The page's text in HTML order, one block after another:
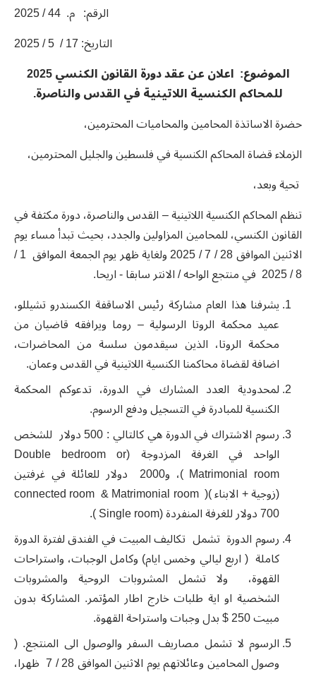
الرقم: م. 44 / 2025
التاريخ: 17 / 5 / 2025
الموضوع: اعلان عن عقد دورة القانون الكنسي 2025
للمحاكم الكنسية اللاتينية في القدس والناصرة.
حضرة الاساتذة المحامين والمحاميات المحترمين،
الزملاء قضاة المحاكم الكنسية في فلسطين والجليل المحترمين،
تحية وبعد،
تنظم المحاكم الكنسية اللاتينية – القدس والناصرة، دورة مكثفة في
القانون الكنسي، للمحامين المزاولين والجدد، بحيث تبدأ مساء يوم
الاثنين الموافق 28 / 7 / 2025 ولغاية ظهر يوم الجمعة الموافق 1 /
8 / 2025 في منتجع الواحه / الانتر سابقا - اريحا.
يشرفنا هذا العام مشاركة رئيس الاساقفة الكسندرو تشيللو،
عميد محكمة الروتا الرسولية – روما ويرافقه قاضيان من
محكمة الروتا، الذين سيقدمون سلسة من المحاضرات،
اضافة لقضاة محاكمنا الكنسية اللاتينية في القدس وعمان.
لمحدودية العدد المشارك في الدورة، تدعوكم المحكمة
الكنسية للمبادرة في التسجيل ودفع الرسوم.
رسوم الاشتراك في الدورة هي كالتالي : 500 دولار للشخص
الواحد في الغرفة المزدوجة (Double bedroom or
Matrimonial room )، و2000 دولار للعائلة في غرفتين
(زوجية + الابناء )connected room & Matrimonial room )
700 دولار للغرفة المنفردة (Single room ).
رسوم الدورة تشمل تكاليف المبيت في الفندق لفترة الدورة
كاملة ( اربع ليالي وخمس ايام) وكامل الوجبات، واستراحات
القهوة، ولا تشمل المشروبات الروحية والمشروبات
الشخصية او اية طلبات خارج اطار المؤتمر. المشاركة بدون
مبيت 250 $ بدل وجبات واستراحة القهوة.
الرسوم لا تشمل مصاريف السفر والوصول الى المنتجع. (
وصول المحامين وعائلاتهم يوم الاثنين الموافق 28 / 7 ظهرا،